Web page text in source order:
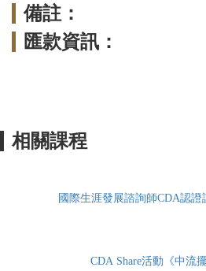
備註：
匯款資訊：
相關課程
國際生涯發展諮詢師CDA認證
CDA Share活動《中流